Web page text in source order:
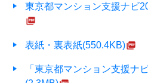
東京都マンション支援ナビ
表紙・裏表紙(550.4KB)
「東京都マンション支援ナ